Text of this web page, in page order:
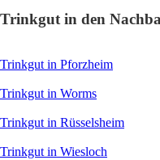
Trinkgut in den
Trinkgut in Pforzheim
Trinkgut in Worms
Trinkgut in Rüsselsheim
Trinkgut in Wiesloch